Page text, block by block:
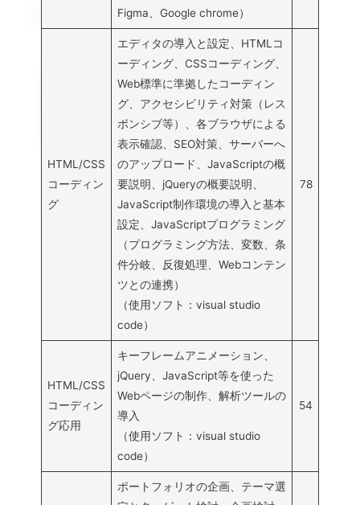
Figma、Google chrome）
HTML/CSS
コーディン
グ
エディタの導入と設定、HTMLコ
ーディング、CSSコーディング、
Web標準に準拠したコーディン
グ、アクセシビリティ対策（レス
ポンシブ等）、各ブラウザによる
表示確認、SEO対策、サーバーへ
のアップロード、JavaScriptの概
要説明、jQueryの概要説明、
JavaScript制作環境の導入と基本
設定、JavaScriptプログラミング
（プログラミング方法、変数、条
件分岐、反復処理、Webコンテン
ツとの連携）
（使用ソフト：visual studio
code）
78
HTML/CSS
コーディン
グ応用
キーフレームアニメーション、
jQuery、JavaScript等を使った
Webページの制作、解析ツールの
導入
（使用ソフト：visual studio
code）
54
ポートフォリオの企画、テーマ選